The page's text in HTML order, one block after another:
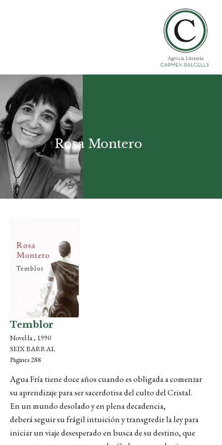
Rosa Montero
Temblor
Novel·la , 1990
SEIX BARRAL
Pàgines 288
Agua Fría tiene doce años cuando es obligada a comenzar
su aprendizaje para ser sacerdotisa del culto del Cristal.
En un mundo desolado y en plena decadencia,
deberá seguir su frágil intuición y transgredir la ley para
iniciar un viaje desesperado en busca de su destino, que